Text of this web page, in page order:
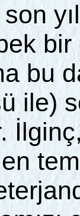
son
bu
ile)